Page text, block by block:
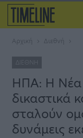
Αρχική Διεθνή
ΔΙΕΘΝΉ
ΗΠΑ: Η Νέα
δικαστικά
σταλούν
δυνάμεις